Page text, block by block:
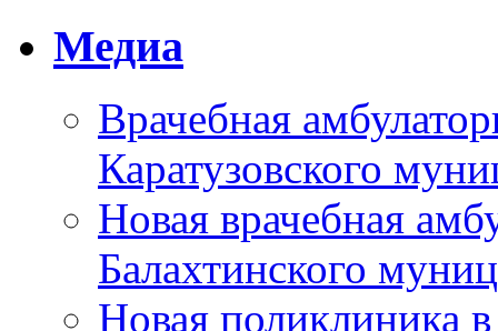
Медиа
Врачебная
Каратузовского
Новая врачебная
Балахтинского
Новая поликлиника